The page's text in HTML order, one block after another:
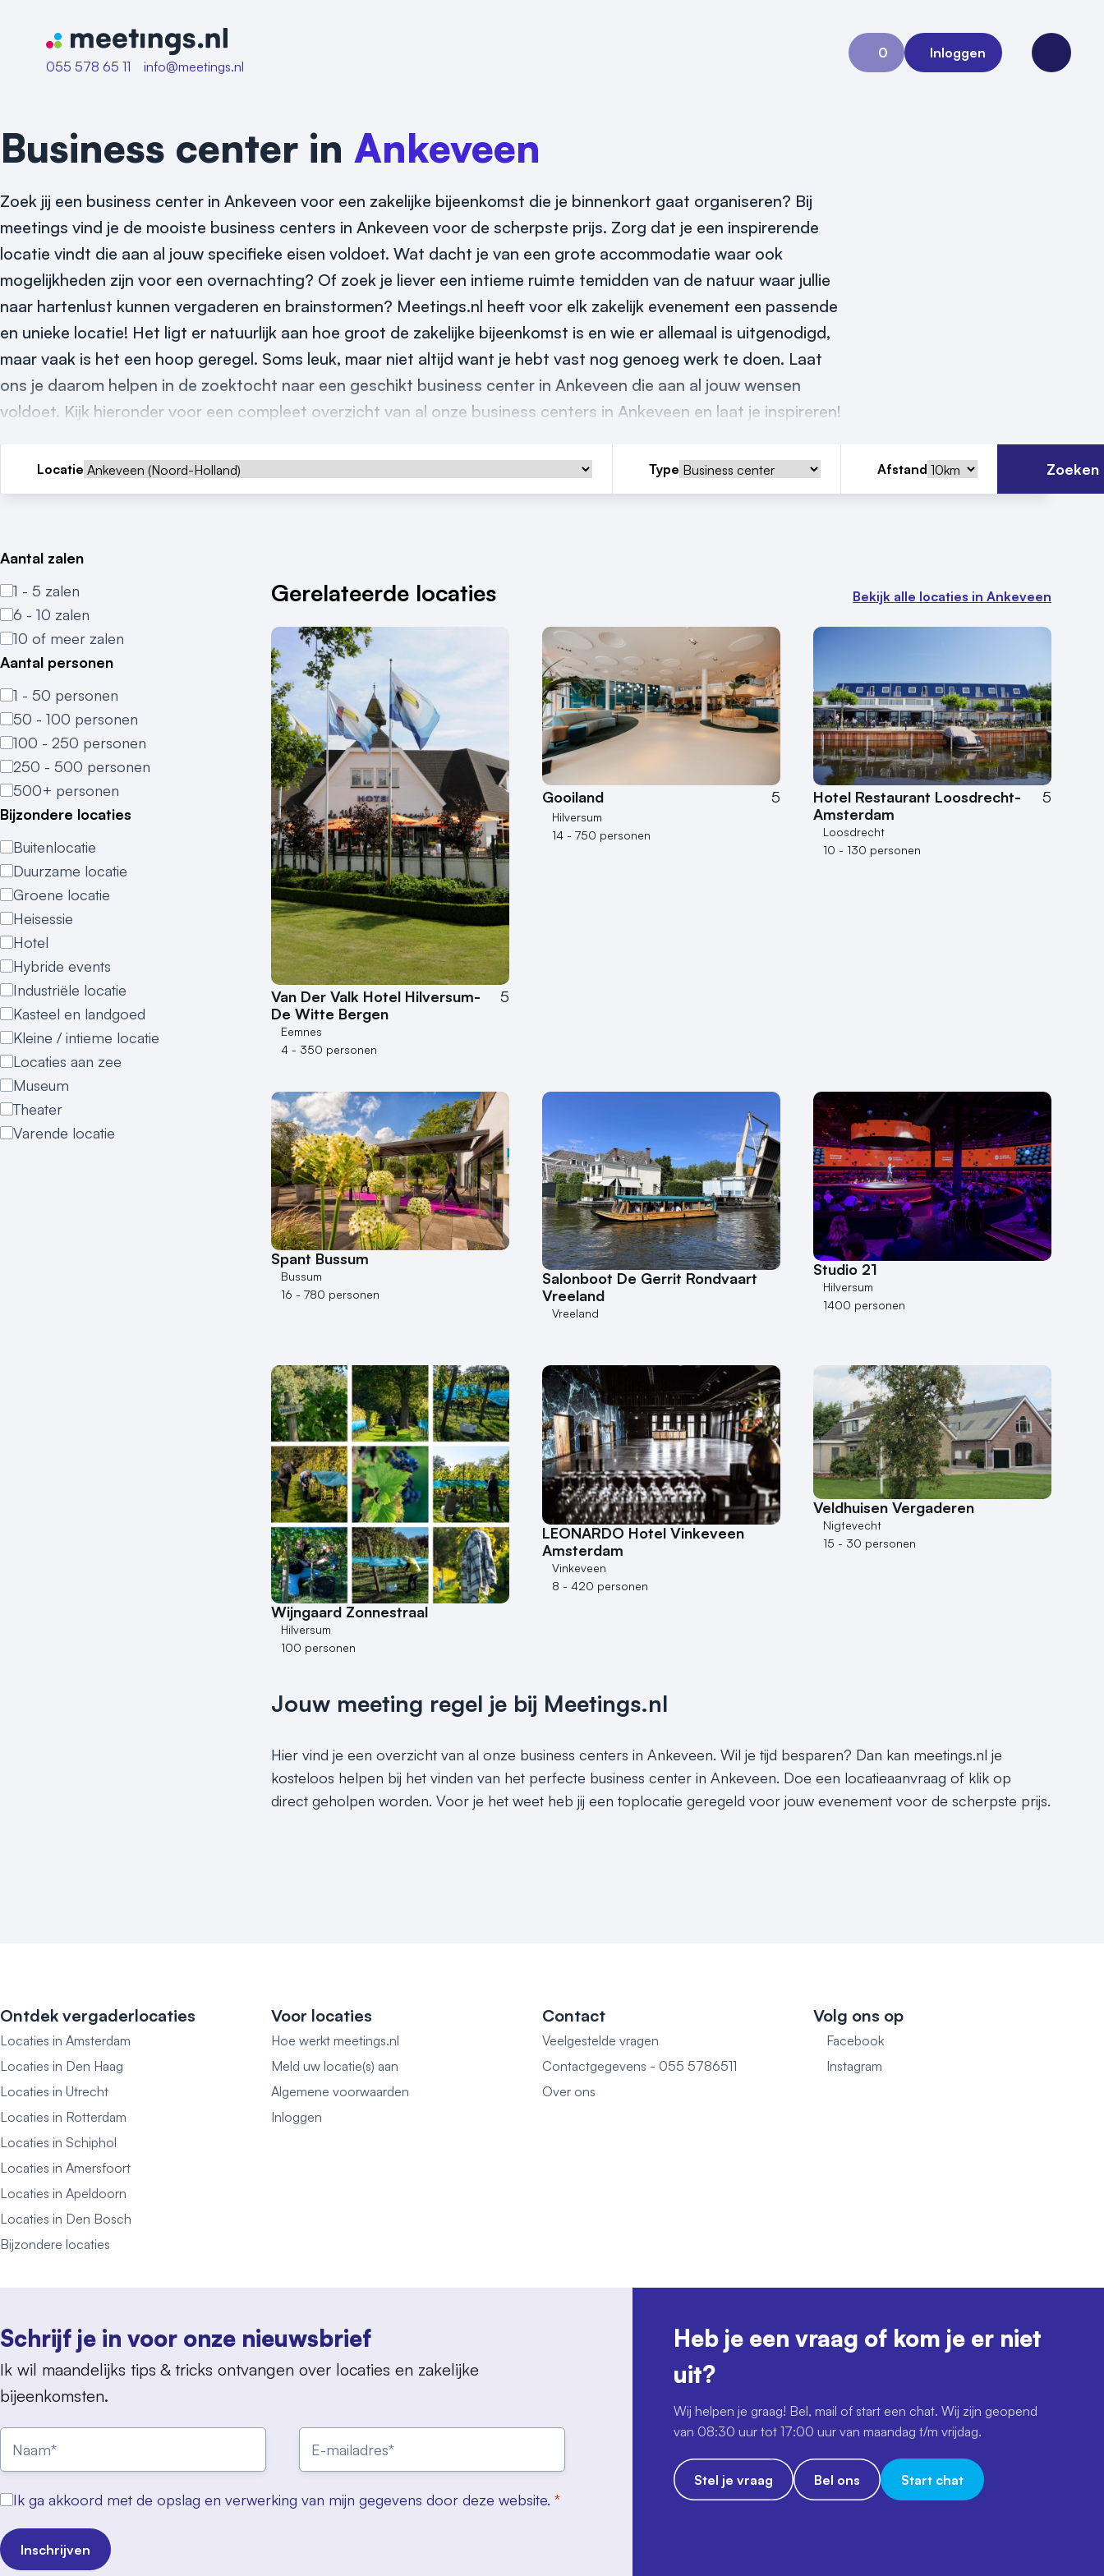
Naar home van Meetings
055 578 65 11
info@meetings.nl
0
Aanvraag 0
Inloggen
Open
Business center in Ankeveen
Zoek jij een business center in Ankeveen voor een zakelijke bijeenkomst die je binnenkort gaat organiseren? Bij
meetings vind je de mooiste business centers in Ankeveen voor de scherpste prijs. Zorg dat je een inspirerende
locatie vindt die aan al jouw specifieke eisen voldoet. Wat dacht je van een grote accommodatie waar ook
mogelijkheden zijn voor een overnachting? Of zoek je liever een intieme ruimte temidden van de natuur waar jullie
naar hartenlust kunnen vergaderen en brainstormen? Meetings.nl heeft voor elk zakelijk evenement een passende
en unieke locatie! Het ligt er natuurlijk aan hoe groot de zakelijke bijeenkomst is en wie er allemaal is uitgenodigd,
maar vaak is het een hoop geregel. Soms leuk, maar niet altijd want je hebt vast nog genoeg werk te doen. Laat
ons je daarom helpen in de zoektocht naar een geschikt business center in Ankeveen die aan al jouw wensen
voldoet. Kijk hieronder voor een compleet overzicht van al onze business centers in Ankeveen en laat je inspireren!
Locatie Type Afstand Zoeken
Aantal zalen
1 - 5 zalen
6 - 10 zalen
10 of meer zalen
Aantal personen
1 - 50 personen
50 - 100 personen
100 - 250 personen
250 - 500 personen
500+ personen
Bijzondere locaties
Buitenlocatie
Duurzame locatie
Groene locatie
Heisessie
Hotel
Hybride events
Industriële locatie
Kasteel en landgoed
Kleine / intieme locatie
Locaties aan zee
Museum
Theater
Varende locatie
Gerelateerde locaties Bekijk alle locaties in Ankeveen
Van Der Valk Hotel Hilversum-
De Witte Bergen
5
Eemnes
4 - 350 personen
Gooiland 5
Hilversum
14 - 750 personen
Hotel Restaurant Loosdrecht-
Amsterdam
5
Loosdrecht
10 - 130 personen
Spant Bussum
Bussum
16 - 780 personen
Salonboot De Gerrit Rondvaart
Vreeland
Vreeland
Studio 21
Hilversum
1400 personen
Wijngaard Zonnestraal
Hilversum
100 personen
LEONARDO Hotel Vinkeveen
Amsterdam
Vinkeveen
8 - 420 personen
Veldhuisen Vergaderen
Nigtevecht
15 - 30 personen
Jouw meeting regel je bij Meetings.nl
Hier vind je een overzicht van al onze business centers in Ankeveen. Wil je tijd besparen? Dan kan meetings.nl je
kosteloos helpen bij het vinden van het perfecte business center in Ankeveen. Doe een locatieaanvraag of klik op
direct geholpen worden. Voor je het weet heb jij een toplocatie geregeld voor jouw evenement voor de scherpste prijs.
Ontdek vergaderlocaties
Locaties in Amsterdam
Locaties in Den Haag
Locaties in Utrecht
Locaties in Rotterdam
Locaties in Schiphol
Locaties in Amersfoort
Locaties in Apeldoorn
Locaties in Den Bosch
Bijzondere locaties
Voor locaties
Hoe werkt meetings.nl
Meld uw locatie(s) aan
Algemene voorwaarden
Inloggen
Contact
Veelgestelde vragen
Contactgegevens - 055 5786511
Over ons
Volg ons op
Facebook
Instagram
Schrijf je in voor onze nieuwsbrief
Ik wil maandelijks tips & tricks ontvangen over locaties en zakelijke
bijeenkomsten.
Ik ga akkoord met de opslag en verwerking van mijn gegevens door deze website. *
Inschrijven
Heb je een vraag of kom je er niet
uit?
Wij helpen je graag! Bel, mail of start een chat. Wij zijn geopend
van 08:30 uur tot 17:00 uur van maandag t/m vrijdag.
Stel je vraag Bel ons Start chat